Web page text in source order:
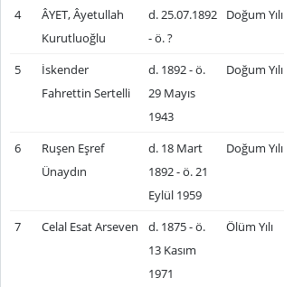
4
ÂYET, Âyetullah
Kurutluoğlu
d. 25.07.1892
- ö. ?
Doğum Yılı
5
İskender
Fahrettin Sertelli
d. 1892 - ö.
29 Mayıs
1943
Doğum Yılı
6
Ruşen Eşref
Ünaydın
d. 18 Mart
1892 - ö. 21
Eylül 1959
Doğum Yılı
7 Celal Esat Arseven
d. 1875 - ö.
13 Kasım
1971
Ölüm Yılı